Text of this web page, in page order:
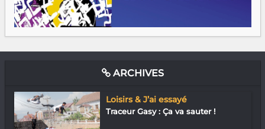
ARCHIVES
Loisirs & J’ai essayé
Traceur Gasy : Ça va sauter !